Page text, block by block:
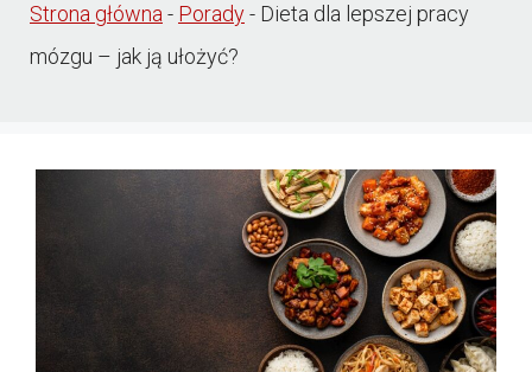
Strona główna- Porady- Dieta dla lepszej pracy
mózgu – jak ją ułożyć?